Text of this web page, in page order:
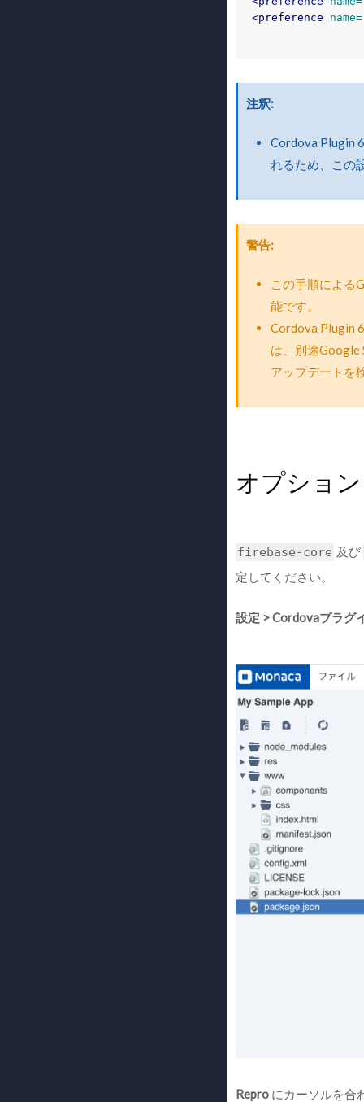
<preference
name=
注釈
Cordova Plugin
れるため、この
警告
この手順による
能です。
Cordova Plugin
は、別途Google
アップデートを
オプショ
firebase-core 及び
定してください。
設定 > Cordovaプラグ
Repro にカーソルを合